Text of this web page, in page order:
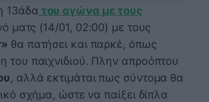
13άδα του αγώνα με τους
ματς (14/01, 02:00) με τους
θα πατήσει και παρκέ, όπως
του παιχνιδιού. Πλην απροόπτου
, αλλά εκτιμάται πως σύντομα θα
σχήμα, ώστε να παίξει δίπλα